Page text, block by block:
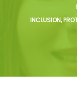
INCLUSION,